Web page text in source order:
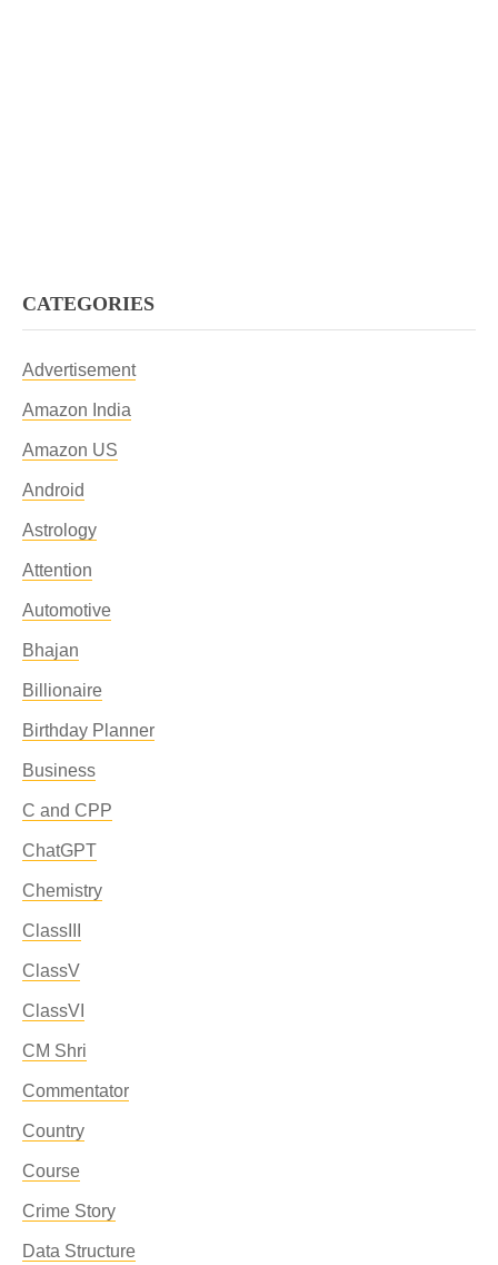
CATEGORIES
Advertisement
Amazon India
Amazon US
Android
Astrology
Attention
Automotive
Bhajan
Billionaire
Birthday Planner
Business
C and CPP
ChatGPT
Chemistry
ClassIII
ClassV
ClassVI
CM Shri
Commentator
Country
Course
Crime Story
Data Structure